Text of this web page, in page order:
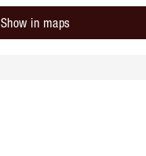
Show in maps